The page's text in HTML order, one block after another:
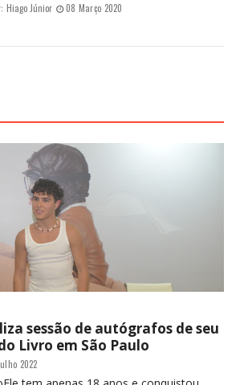
Hiago Júnior 08 Março 2020
sessão de autógrafos de seu
Livro em São Paulo
2022